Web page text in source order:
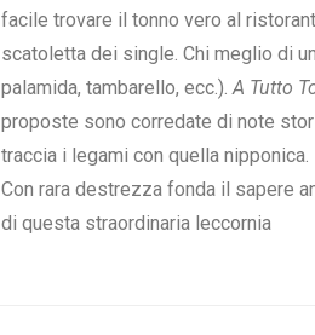
facile trovare il tonno vero al
scatoletta dei single. Chi meglio di
palamida, tambarello, ecc.).A Tutto
proposte sono corredate di note
traccia i legami con quella
Con rara destrezza fonda il sapere
di questa straordinaria leccornia